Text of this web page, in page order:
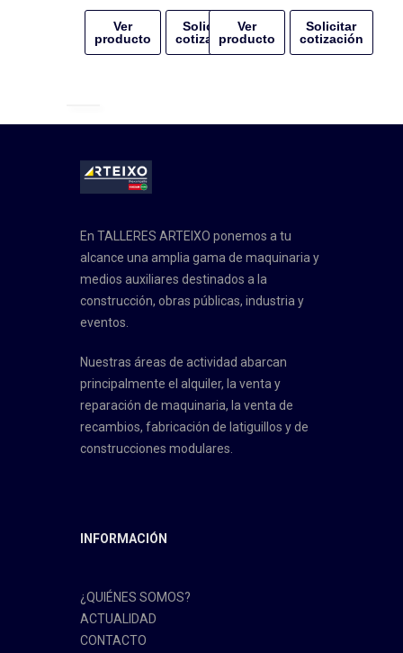
Ver
producto
Solicitar
cotización
Ver
producto
Solicitar
cotización
En TALLERES ARTEIXO ponemos a tu
alcance una amplia gama de maquinaria y
medios auxiliares destinados a la
construcción, obras públicas, industria y
eventos.
Nuestras áreas de actividad abarcan
principalmente el alquiler, la venta y
reparación de maquinaria, la venta de
recambios, fabricación de latiguillos y de
construcciones modulares.
INFORMACIÓN
¿QUIÉNES SOMOS?
ACTUALIDAD
CONTACTO